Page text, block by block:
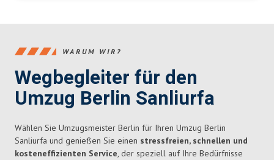
WARUM WIR?
Wegbegleiter für den
Umzug Berlin Sanliurfa
Wählen Sie Umzugsmeister Berlin für Ihren Umzug Berlin
Sanliurfa und genießen Sie einen stressfreien, schnellen und
kosteneffizienten Service, der speziell auf Ihre Bedürfnisse